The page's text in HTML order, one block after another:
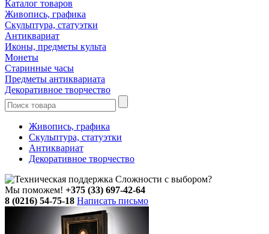
Каталог товаров
Живопись, графика
Скульптура, статуэтки
Антиквариат
Иконы, предметы культа
Монеты
Старинные часы
Предметы антиквариата
Декоративное творчество
Живопись, графика
Скульптура, статуэтки
Антиквариат
Декоративное творчество
Сложности с выбором?
Мы поможем! +375 (33) 697-42-64
8 (0216) 54-75-18 Написать письмо